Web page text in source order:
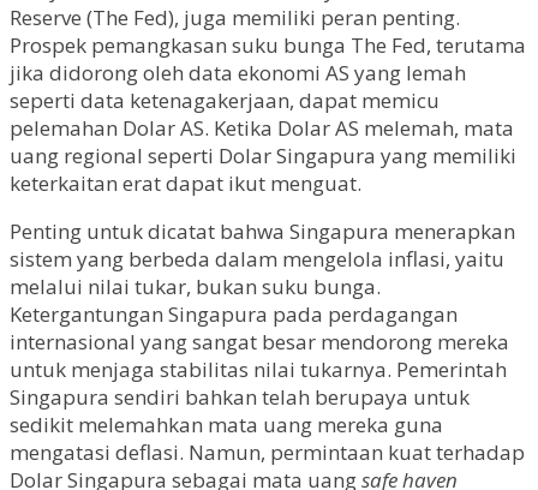
Reserve (The Fed), juga memiliki peran penting.
Prospek pemangkasan suku bunga The Fed, terutama
jika didorong oleh data ekonomi AS yang lemah
seperti data ketenagakerjaan, dapat memicu
pelemahan Dolar AS. Ketika Dolar AS melemah, mata
uang regional seperti Dolar Singapura yang memiliki
keterkaitan erat dapat ikut menguat.
Penting untuk dicatat bahwa Singapura menerapkan
sistem yang berbeda dalam mengelola inflasi, yaitu
melalui nilai tukar, bukan suku bunga.
Ketergantungan Singapura pada perdagangan
internasional yang sangat besar mendorong mereka
untuk menjaga stabilitas nilai tukarnya. Pemerintah
Singapura sendiri bahkan telah berupaya untuk
sedikit melemahkan mata uang mereka guna
mengatasi deflasi. Namun, permintaan kuat terhadap
Dolar Singapura sebagai mata uangsafe haven